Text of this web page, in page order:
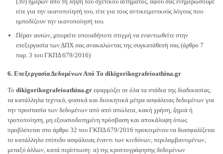
είτε για την ικανοποίησή του, είτε για τους αντικειμενικούς λόγους που
εμποδίζουν την ικανοποίησή του.
Πέραν αυτών, μπορείτε οποιαδήποτε στιγμή να εναντιωθείτε στην
επεξεργασία των ΔΠΧ σας ανακαλώντας της συγκατάθεσή σας (άρθρο 7
παρ. 3 του ΓΚΠΔ 679/2016)
6. Επεξεργασία Δεδομένων Από Το dikigorikografeioathina.gr
Το dikigorikografeioathina.gr εφαρμόζει σε όλα τα στάδια της διαδικασίας,
τα κατάλληλα τεχνικά, φυσικά και διοικητικά μέτρα ασφάλειας δεδομένων για
την προστασία των δεδομένων από από απώλεια, κακή χρήση, ζημιά ή
τροποποίηση, μη εξουσιοδοτημένη πρόσβαση και αποκάλυψη όπως
προβλέπεται στο άρθρο 32 του ΓΚΠΔ 679/2016 προκειμένου να διασφαλίζεται
το κατάλληλο επίπεδο ασφάλειας έναντι των κινδύνων, περιλαμβανομένων,
μεταξύ άλλων, κατά περίπτωση: α) της κρυπτογράφησης δεδομένων